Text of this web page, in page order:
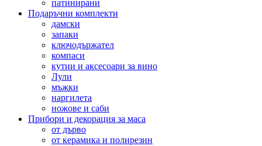
патинирани
Подаръчни комплекти
дамски
запаки
ключодържател
компаси
кутии и аксесоари за вино
Лули
мъжки
наргилета
ножове и саби
Прибори и декорация за маса
от дърво
от керамика и полирезин